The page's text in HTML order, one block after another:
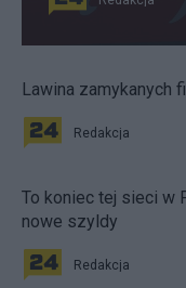
Lawina zamykanych
Redakcja
To koniec tej sieci w
nowe szyldy
Redakcja